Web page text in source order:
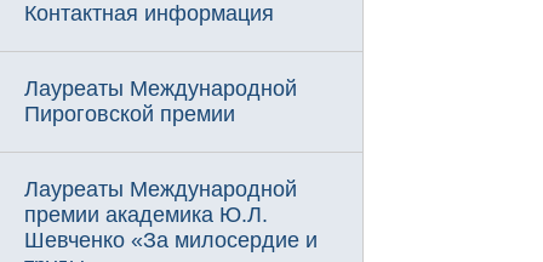
Контактная информация
Лауреаты Международной
Пироговской премии
Лауреаты Международной
премии академика Ю.Л.
Шевченко «За милосердие и